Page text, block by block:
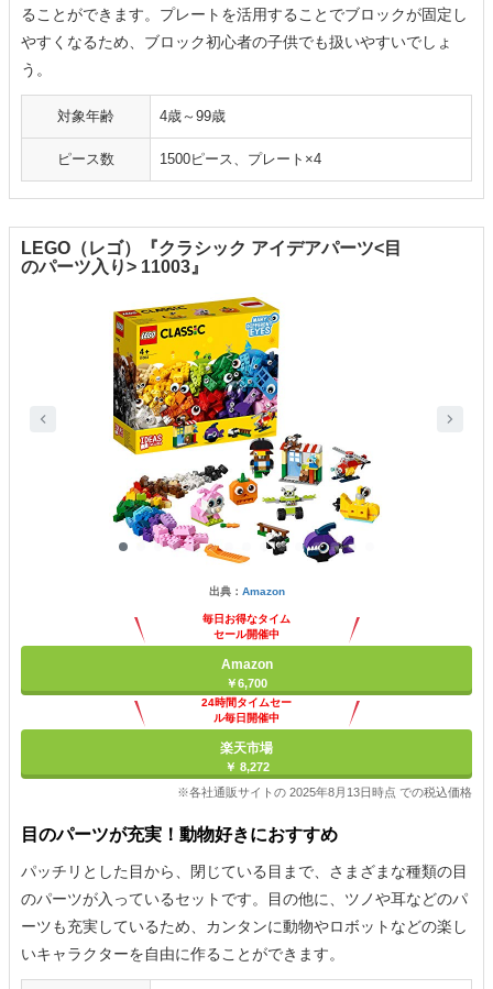
ることができます。プレートを活用することでブロックが固定し
やすくなるため、ブロック初心者の子供でも扱いやすいでしょ
う。
対象年齢 4歳～99歳
ピース数 1500ピース、プレート×4
LEGO（レゴ）『クラシック アイデアパーツ<目
のパーツ入り> 11003』
出典： Amazon
毎日お得なタイム
セール開催中
Amazon
￥6,700
24時間タイムセー
ル毎日開催中
楽天市場
￥ 8,272
※各社通販サイトの 2025年8月13日時点 での税込価格
目のパーツが充実！動物好きにおすすめ
パッチリとした目から、閉じている目まで、さまざまな種類の目
のパーツが入っているセットです。目の他に、ツノや耳などのパ
ーツも充実しているため、カンタンに動物やロボットなどの楽し
いキャラクターを自由に作ることができます。